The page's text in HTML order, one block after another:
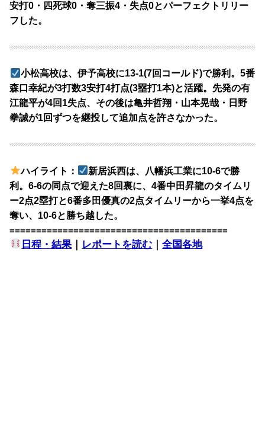
安打0・四死球0・奪三振4・失点0とパーフェクトリリー
フした。
小松高校は、伊予高校に13-1(7回コールド)で勝利。5番
森口幸紀が3打数3安打4打点(3塁打1本)と活躍。先発の有
江龍平が4回1失点、その後は亀井哲翔・山本晃哉・日野
拳誠が1回ずつを継投して追加点を許さなかった。
ハイライト：
新居浜西は、八幡浜工業に10-6で勝
利。6-6の同点で迎えた8回裏に、4番中田昇龍のタイムリ
ー2点2塁打と6番多田優真の2点タイムリーから一挙4点を
奪い、10-6と勝ち越した。
=========================================
日程・結果 ｜ レポートを読む ｜全国各地